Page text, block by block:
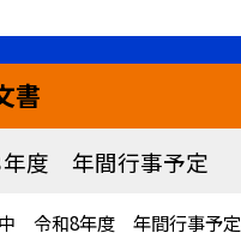
書
年度 年間行事予定
令和8年度 年間行事予定